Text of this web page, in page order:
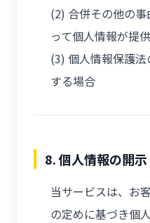
(2) 合併その他の
って個人情報が提
(3) 個人情報保護
する場合
8. 個人情報の開示
当サービスは、お
の定めに基づき個